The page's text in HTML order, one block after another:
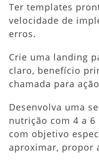
Ter templates
velocidade de
erros.
Crie uma landing
claro, benefício
chamada para
Desenvolva uma
nutrição com 4 a 6
com objetivo
aproximar, propor